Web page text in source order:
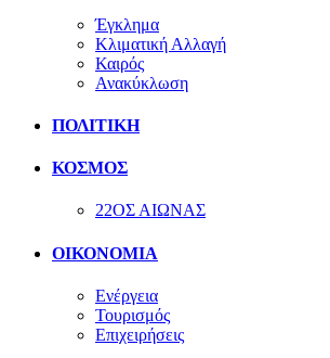
Έγκλημα
Κλιματική Αλλαγή
Καιρός
Ανακύκλωση
ΠΟΛΙΤΙΚΗ
ΚΟΣΜΟΣ
22ΟΣ ΑΙΩΝΑΣ
ΟΙΚΟΝΟΜΙΑ
Ενέργεια
Τουρισμός
Επιχειρήσεις